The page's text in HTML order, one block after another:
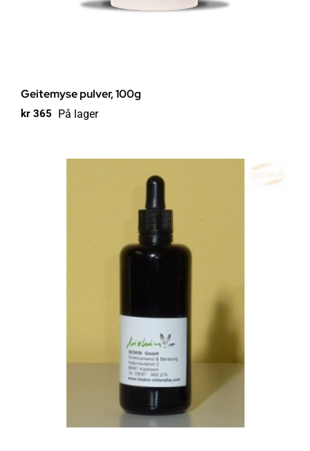
Geitemyse pulver, 100g
kr 365 På lager